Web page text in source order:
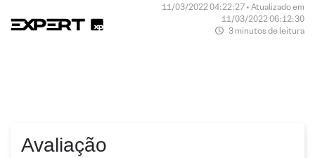
11/03/2022 04:22:27 • Atualizado em
11/03/2022 06:12:30
3 minutos de leitura
Avaliação